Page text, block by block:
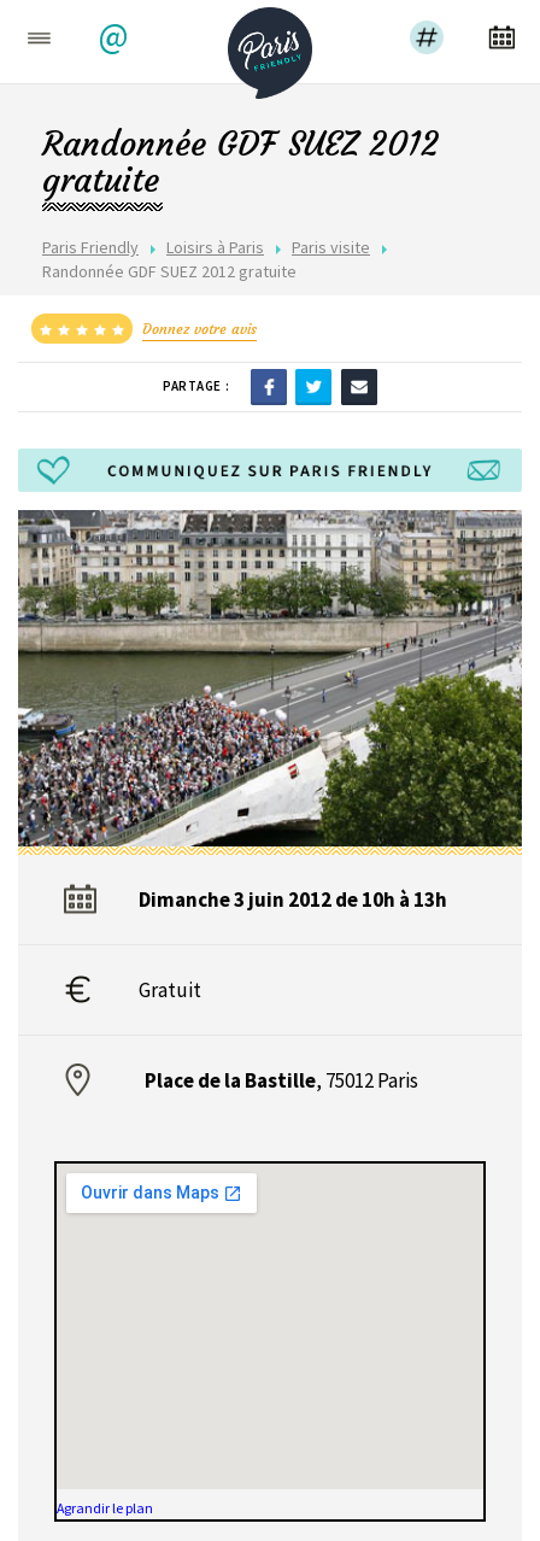
@
Paris Friendly Loisirs à Paris
Paris visite
Randonnée GDF SUEZ 2012 gratuite
Randonnée GDF SUEZ 2012
gratuite
Donnez votre avis
PARTAGE :
Dimanche 3 juin 2012 de 10h à 13h
Gratuit
Place de la Bastille, 75012 Paris
Agrandir le plan